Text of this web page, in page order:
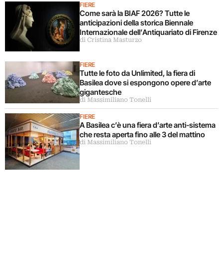
FIERE
Come sarà la BIAF 2026? Tutte le
anticipazioni della storica Biennale
Internazionale dell’Antiquariato di Firenze
di Cristina Masturzo
FIERE
Tutte le foto da Unlimited, la fiera di
Basilea dove si espongono opere d’arte
gigantesche
di Massimiliano Tonelli
FIERE
A Basilea c’è una fiera d’arte anti-sistema
che resta aperta fino alle 3 del mattino
di Massimiliano Tonelli